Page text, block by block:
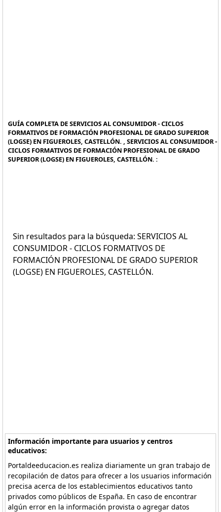
GUÍA COMPLETA DE SERVICIOS AL CONSUMIDOR - CICLOS
FORMATIVOS DE FORMACIÓN PROFESIONAL DE GRADO SUPERIOR
(LOGSE) EN FIGUEROLES, CASTELLÓN. , SERVICIOS AL CONSUMIDOR -
CICLOS FORMATIVOS DE FORMACIÓN PROFESIONAL DE GRADO
SUPERIOR (LOGSE) EN FIGUEROLES, CASTELLÓN. :
Sin resultados para la búsqueda: SERVICIOS AL
CONSUMIDOR - CICLOS FORMATIVOS DE
FORMACIÓN PROFESIONAL DE GRADO SUPERIOR
(LOGSE) EN FIGUEROLES, CASTELLÓN.
Información importante para usuarios y centros
educativos:
Portaldeeducacion.es realiza diariamente un gran trabajo de
recopilación de datos para ofrecer a los usuarios información
precisa acerca de los establecimientos educativos tanto
privados como públicos de España. En caso de encontrar
algún error en la información provista o agregar datos